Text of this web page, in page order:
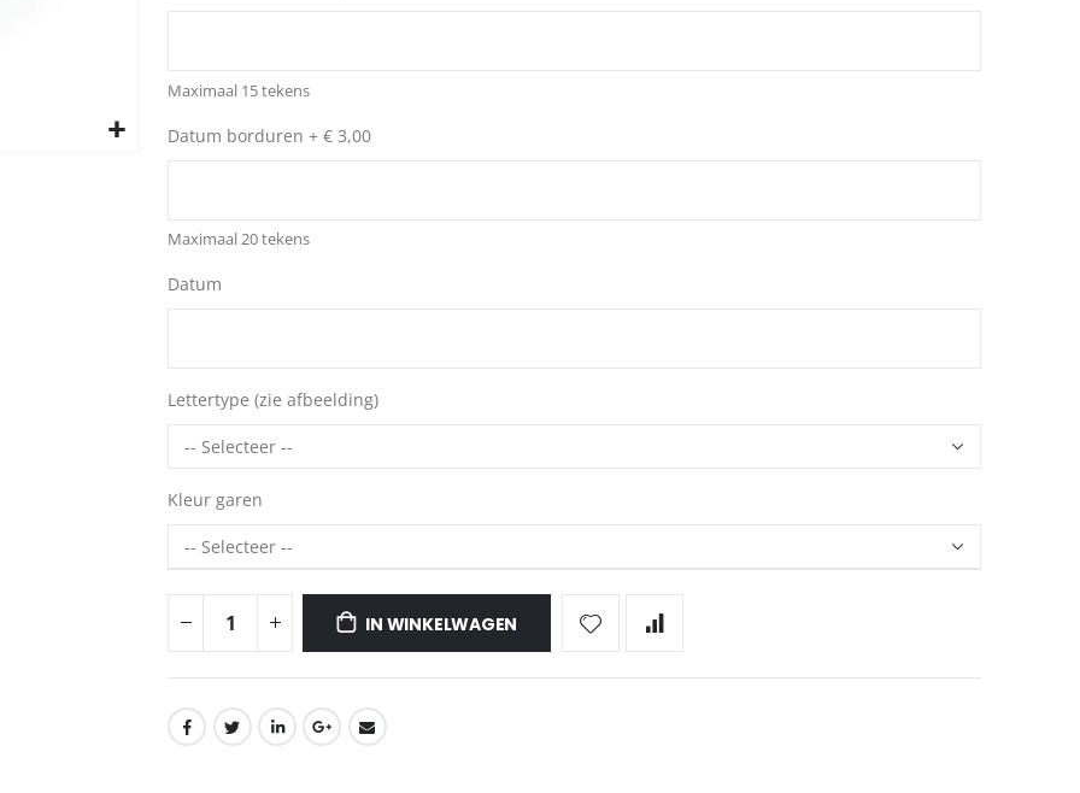
Maximaal 15 tekens
Datum borduren +€ 3,00
Maximaal 20 tekens
Datum
Lettertype (zie afbeelding)
Kleur garen
IN WINKELWAGEN